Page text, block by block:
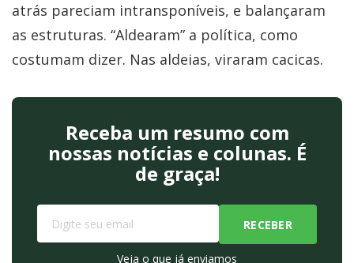
atrás pareciam intransponíveis, e balançaram
as estruturas. “Aldearam” a política, como
costumam dizer. Nas aldeias, viraram cacicas.
Receba um resumo com
nossas notícias e colunas. É
de graça!
Veja o que já enviamos